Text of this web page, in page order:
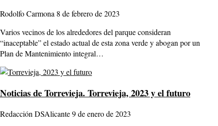
Rodolfo Carmona 8 de febrero de 2023
Varios vecinos de los alrededores del parque consideran
“inaceptable” el estado actual de esta zona verde y abogan por un
Plan de Mantenimiento integral…
Noticias de Torrevieja. Torrevieja, 2023 y el futuro
Redacción DSAlicante9 de enero de 2023